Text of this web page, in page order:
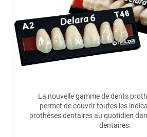
La nouvelle gamme de dents
permet de couvrir toutes les
prothèses dentaires au quotidien
dentaires.